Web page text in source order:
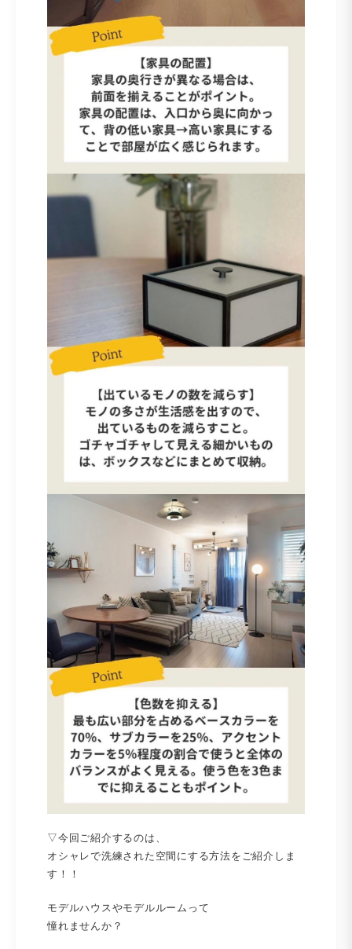
▽今回ご紹介するのは、
オシャレで洗練された空間にする方法をご紹介しま
す！！
モデルハウスやモデルルームって
憧れませんか？